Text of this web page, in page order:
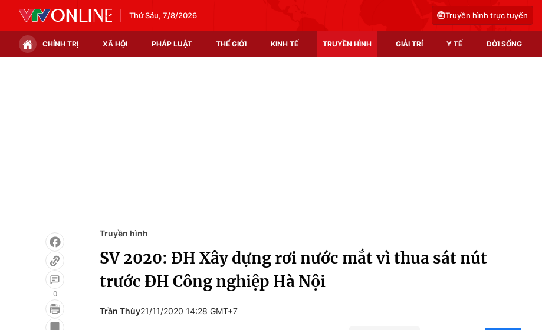
Thứ Sáu, 7/8/2026 Truyền hình trực tuyến
CHÍNH TRỊ XÃ HỘI PHÁP LUẬT THẾ GIỚI KINH TẾ TRUYỀN HÌNH GIẢI TRÍ Y TẾ ĐỜI SỐNG
Infographic
0
Truyền hình
SV 2020: ĐH Xây dựng rơi nước mắt vì thua sát nút
trước ĐH Công nghiệp Hà Nội
Trần Thùy21/11/2020 14:28 GMT+7